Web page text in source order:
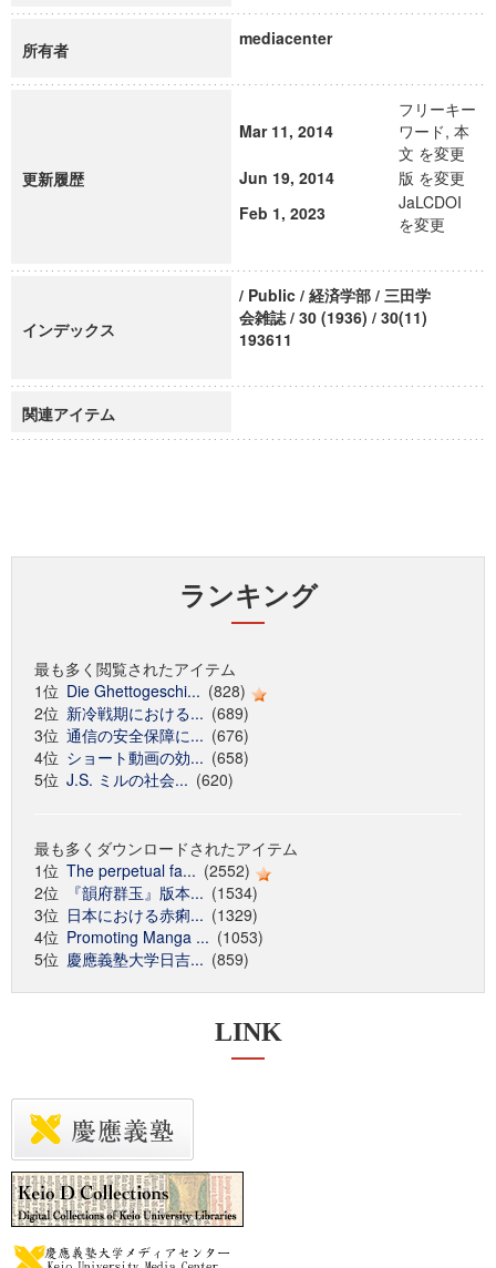
所有者
mediacenter
更新履歴
Mar 11, 2014
フリーキー
ワード, 本
文 を変更
Jun 19, 2014
版 を変更
Feb 1, 2023
JaLCDOI
を変更
インデックス
/ Public / 経済学部 / 三田学
会雑誌 / 30 (1936) / 30(11)
193611
関連アイテム
ランキング
最も多く閲覧されたアイテム
1位 Die Ghettogeschi... (828)
2位 新冷戦期における... (689)
3位 通信の安全保障に... (676)
4位 ショート動画の効... (658)
5位 J.S. ミルの社会... (620)
最も多くダウンロードされたアイテム
1位 The perpetual fa... (2552)
2位
『韻府群玉』版本... (1534)
3位 日本における赤痢... (1329)
4位 Promoting Manga ... (1053)
5位 慶應義塾大学日吉... (859)
LINK